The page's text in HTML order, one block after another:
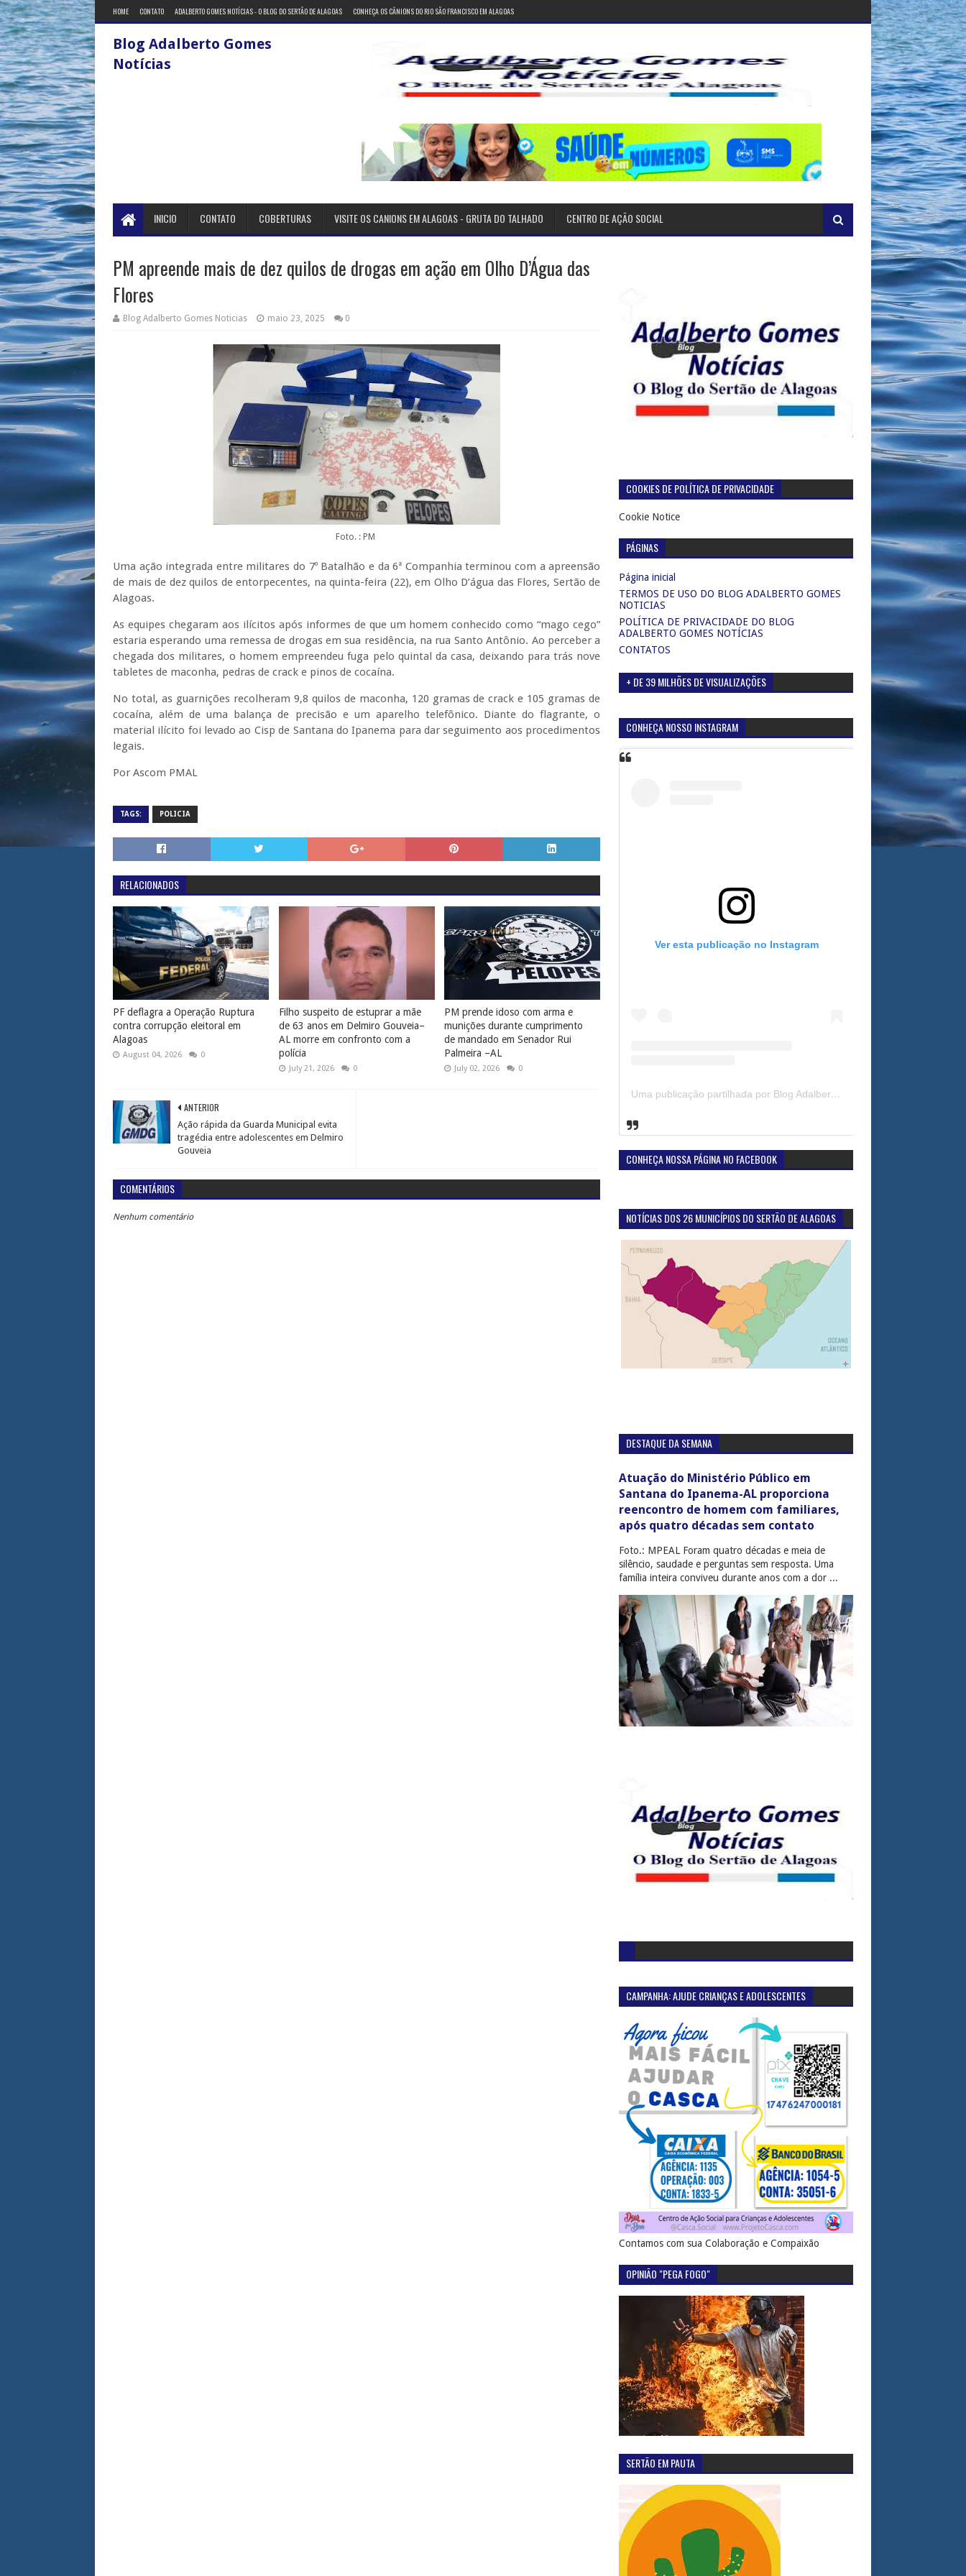
HOME CONTATO ADALBERTO GOMES NOTÍCIAS - O BLOG DO SERTÃO DE ALAGOAS CONHEÇA OS CÂNIONS DO RIO SÃO FRANCISCO EM ALAGOAS
Blog Adalberto Gomes
Notícias
INICIO CONTATO COBERTURAS VISITE OS CANIONS EM ALAGOAS - GRUTA DO TALHADO CENTRO DE AÇÃO SOCIAL
PM apreende mais de dez quilos de drogas em ação em Olho D’Água das
Flores
Blog Adalberto Gomes Noticias maio 23, 2025 0
Foto. : PM
Uma ação integrada entre militares do 7º Batalhão e da 6ª Companhia terminou com a apreensão
de mais de dez quilos de entorpecentes, na quinta-feira (22), em Olho D’água das Flores, Sertão de
Alagoas.
As equipes chegaram aos ilícitos após informes de que um homem conhecido como “mago cego”
estaria esperando uma remessa de drogas em sua residência, na rua Santo Antônio. Ao perceber a
chegada dos militares, o homem empreendeu fuga pelo quintal da casa, deixando para trás nove
tabletes de maconha, pedras de crack e pinos de cocaína.
No total, as guarnições recolheram 9,8 quilos de maconha, 120 gramas de crack e 105 gramas de
cocaína, além de uma balança de precisão e um aparelho telefônico. Diante do flagrante, o
material ilícito foi levado ao Cisp de Santana do Ipanema para dar seguimento aos procedimentos
legais.
Por Ascom PMAL
TAGS: POLICIA
RELACIONADOS
PF deflagra a Operação Ruptura
contra corrupção eleitoral em
Alagoas
August 04, 2026 0
Filho suspeito de estuprar a mãe
de 63 anos em Delmiro Gouveia–
AL morre em confronto com a
polícia
July 21, 2026 0
PM prende idoso com arma e
munições durante cumprimento
de mandado em Senador Rui
Palmeira –AL
July 02, 2026 0
ANTERIOR
Ação rápida da Guarda Municipal evita
tragédia entre adolescentes em Delmiro
Gouveia
COMENTÁRIOS
Nenhum comentário
COOKIES DE POLÍTICA DE PRIVACIDADE
Cookie Notice
PÁGINAS
Página inicial
TERMOS DE USO DO BLOG ADALBERTO GOMES
NOTICIAS
POLÍTICA DE PRIVACIDADE DO BLOG
ADALBERTO GOMES NOTÍCIAS
CONTATOS
+ DE 39 MILHÕES DE VISUALIZAÇÕES
CONHEÇA NOSSO INSTAGRAM
Ver esta publicação no Instagram
Uma publicação partilhada por Blog Adalberto Gomes Noticias (@blogadalbertogomesnoticiass)
CONHEÇA NOSSA PÁGINA NO FACEBOOK
NOTÍCIAS DOS 26 MUNICÍPIOS DO SERTÃO DE ALAGOAS
DESTAQUE DA SEMANA
Atuação do Ministério Público em
Santana do Ipanema-AL proporciona
reencontro de homem com familiares,
após quatro décadas sem contato
Foto.: MPEAL Foram quatro décadas e meia de
silêncio, saudade e perguntas sem resposta. Uma
família inteira conviveu durante anos com a dor ...
CAMPANHA: AJUDE CRIANÇAS E ADOLESCENTES
Contamos com sua Colaboração e Compaixão
OPINIÃO "PEGA FOGO"
SERTÃO EM PAUTA